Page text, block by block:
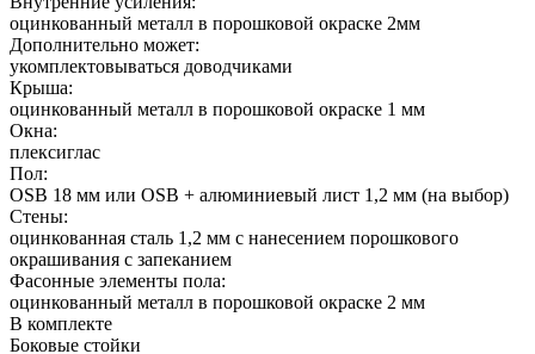
оцинкованный металл в порошковой окраске 2мм
Дополнительно может:
укомплектовываться доводчиками
Крыша:
оцинкованный металл в порошковой окраске 1 мм
Окна:
плексиглас
Пол:
OSB 18 мм или OSB + алюминиевый лист 1,2 мм (на выбор)
Стены:
оцинкованная сталь 1,2 мм с нанесением порошкового
окрашивания с запеканием
Фасонные элементы пола:
оцинкованный металл в порошковой окраске 2 мм
В комплекте
Боковые стойки